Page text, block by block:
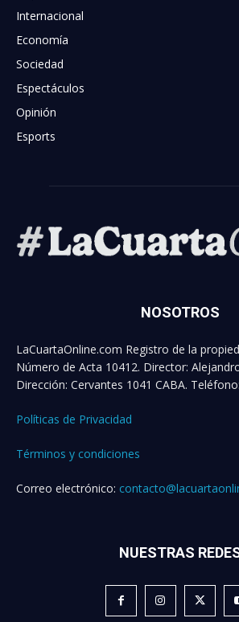
Internacional
Economía
Sociedad
Espectáculos
Opinión
Esports
NOSOTROS
LaCuartaOnline.com Registro de la
Número de Acta 10412. Director:
Dirección: Cervantes 1041 CABA.
Políticas de Privacidad
Términos y condiciones
Correo electrónico:
NUESTRAS